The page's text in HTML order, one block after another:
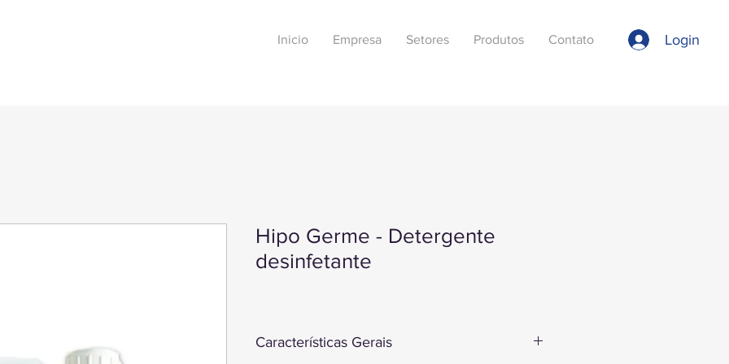
Inicio Empresa Setores Produtos Contato Login
Hipo Germe - Detergente
desinfetante
Características Gerais